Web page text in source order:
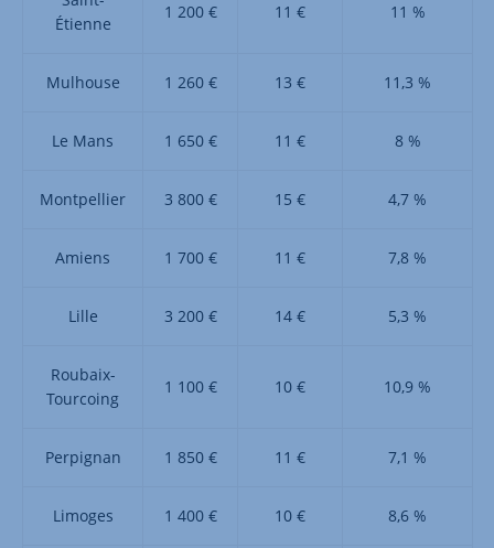
Étienne
1 200 € 11 € 11 %
Mulhouse 1 260 € 13 € 11,3 %
Le Mans 1 650 € 11 € 8 %
Montpellier 3 800 € 15 € 4,7 %
Amiens 1 700 € 11 € 7,8 %
Lille 3 200 € 14 € 5,3 %
Roubaix-
Tourcoing
1 100 € 10 € 10,9 %
Perpignan 1 850 € 11 € 7,1 %
Limoges 1 400 € 10 € 8,6 %